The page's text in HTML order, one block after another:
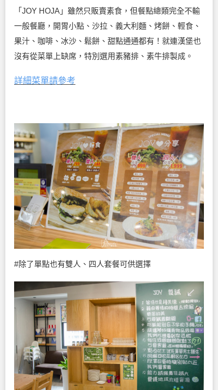
「JOY HOJA」雖然只販賣素食，但餐點總類完全不輸
一般餐廳，開胃小點、沙拉、義大利麵、烤餅、輕食、
果汁、咖啡、冰沙、鬆餅、甜點通通都有！就連漢堡也
沒有從菜單上缺席，特別選用素豬排、素牛排製成。
詳細菜單請參考
#除了單點也有雙人、四人套餐可供選擇